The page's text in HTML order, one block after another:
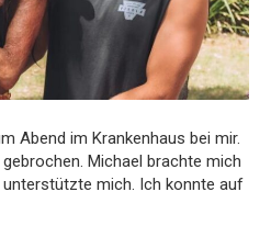
Abend im Krankenhaus bei mir.
Michael brachte mich
mich. Ich konnte auf